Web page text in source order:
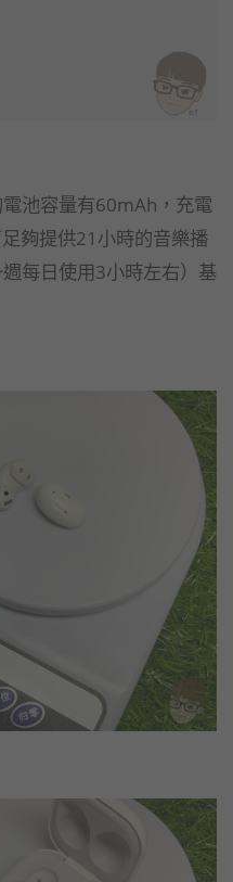
池容量有60mAh，充電
夠提供21小時的音樂播
每日使用3小時左右）基